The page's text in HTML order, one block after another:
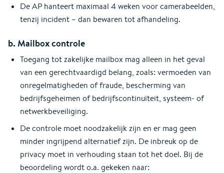
De AP hanteert maximaal 4 weken voor camerabeelden,
tenzij incident – dan bewaren tot afhandeling.
b. Mailbox controle
Toegang tot zakelijke mailbox mag alleen in het geval
van een gerechtvaardigd belang, zoals: vermoeden van
onregelmatigheden of fraude, bescherming van
bedrijfsgeheimen of bedrijfscontinuïteit, systeem- of
netwerkbeveiliging.
De controle moet noodzakelijk zijn en er mag geen
minder ingrijpend alternatief zijn. De inbreuk op de
privacy moet in verhouding staan tot het doel. Bij de
beoordeling wordt o.a. gekeken naar: